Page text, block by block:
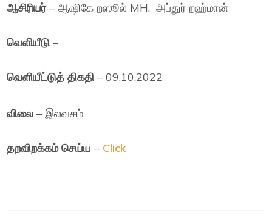
ஆசிரியர்– ஆஷிகே றஸூல் MH. அப்துர் றஹ்மான்
வெளியீடு –
வெளியீட்டுத் திகதி – 09.10.2022
விலை – இலவசம்
தறவிறக்கம் செய்ய – Click